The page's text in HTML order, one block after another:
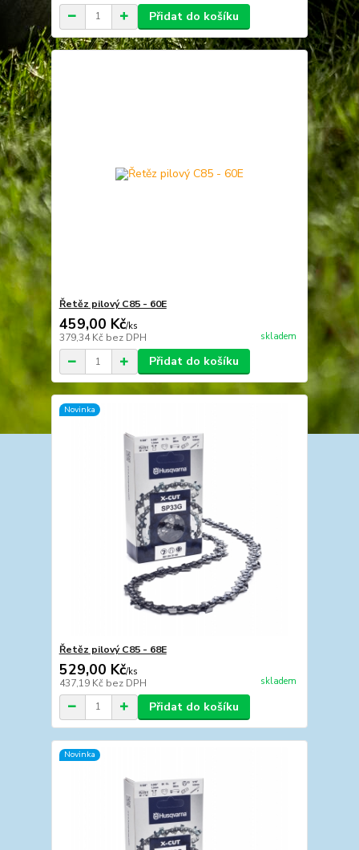
Přidat do košíku
Řetěz pilový C85 - 60E
459,00 Kč/ks
379,34 Kč bez DPH skladem
Přidat do košíku
Novinka
Řetěz pilový C85 - 68E
529,00 Kč/ks
437,19 Kč bez DPH skladem
Přidat do košíku
Novinka